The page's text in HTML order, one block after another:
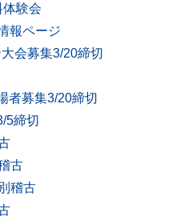
験会
報ページ
会募集3/20締切
者募集3/20締切
5締切
古
稽古